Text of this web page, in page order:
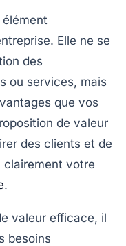
Elle ne se
des
ou services, mais
que vos
de valeur
des clients et de
clairement votre
.
valeur efficace, il
besoins